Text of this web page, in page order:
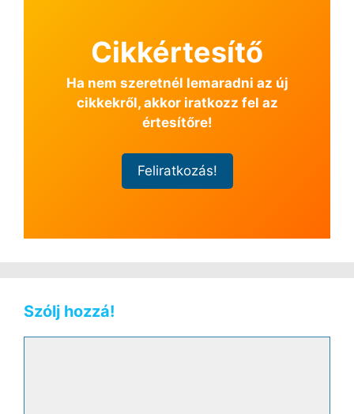
Cikkértesítő
Ha nem szeretnél lemaradni az új
cikkekről, akkor iratkozz fel az
értesítőre!
Feliratkozás!
Szólj hozzá!